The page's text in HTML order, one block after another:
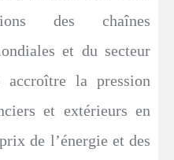
des chaînes
et du secteur
accroître la pression
et extérieurs en
de l’énergie et des